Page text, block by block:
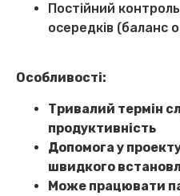
Постійний
осередків (баланс
Особливості:
Тривалий термін
продуктивність
Допомога у
швидкого
Може працювати